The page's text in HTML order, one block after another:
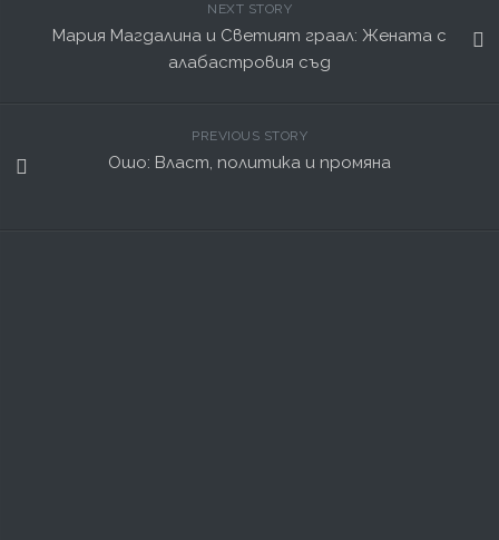
NEXT STORY
Мария Магдалина и Светият граал: Жената с
алабастровия съд
PREVIOUS STORY
Ошо: Власт, политика и промяна